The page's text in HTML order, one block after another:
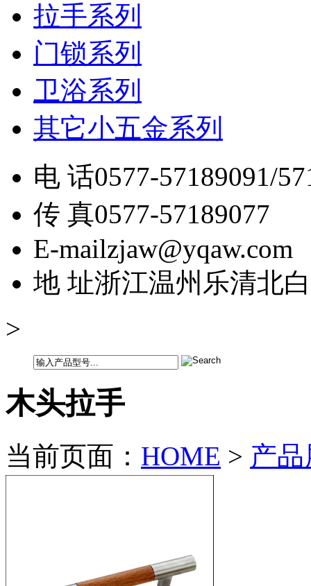
拉手系列
门锁系列
卫浴系列
其它小五金系列
电 话0577-57189091/
传 真0577-57189077
E-mailzjaw@yqaw.com
地 址浙江温州乐清北
>
木头拉手
当前页面： HOME > 产